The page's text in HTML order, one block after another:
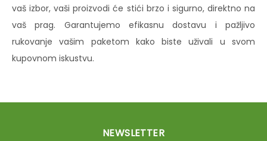
vaš izbor, vaši proizvodi će stići brzo i sigurno, direktno na
vaš prag. Garantujemo efikasnu dostavu i pažljivo
rukovanje vašim paketom kako biste uživali u svom
kupovnom iskustvu.
NEWSLETTER